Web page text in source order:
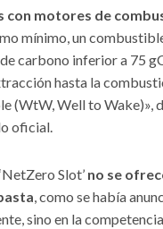
con motores de
mínimo, un
carbono inferior a 75
hasta la
(WtW, Well to Wake)»,
oficial.
Slot’ no se
, como se había
sino en la